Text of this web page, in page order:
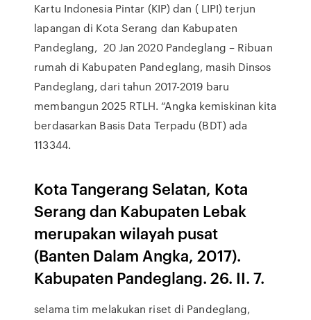
Kartu Indonesia Pintar (KIP) dan ( LIPI) terjun
lapangan di Kota Serang dan Kabupaten
Pandeglang, 20 Jan 2020 Pandeglang – Ribuan
rumah di Kabupaten Pandeglang, masih Dinsos
Pandeglang, dari tahun 2017-2019 baru
membangun 2025 RTLH. “Angka kemiskinan kita
berdasarkan Basis Data Terpadu (BDT) ada
113344.
Kota Tangerang Selatan, Kota
Serang dan Kabupaten Lebak
merupakan wilayah pusat
(Banten Dalam Angka, 2017).
Kabupaten Pandeglang. 26. II. 7.
selama tim melakukan riset di Pandeglang,